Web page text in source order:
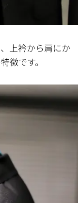
上衿から肩にか
徴です。